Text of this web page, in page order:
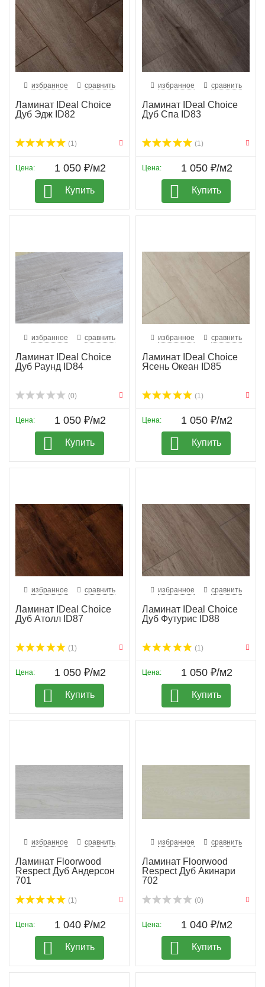
избранное сравнить
Ламинат IDeal Choice
Дуб Эдж ID82
(1)
Цена: 1 050 ₽/м2
Купить
избранное сравнить
Ламинат IDeal Choice
Дуб Спа ID83
(1)
Цена: 1 050 ₽/м2
Купить
избранное сравнить
Ламинат IDeal Choice
Дуб Раунд ID84
(0)
Цена: 1 050 ₽/м2
Купить
избранное сравнить
Ламинат IDeal Choice
Ясень Океан ID85
(1)
Цена: 1 050 ₽/м2
Купить
избранное сравнить
Ламинат IDeal Choice
Дуб Атолл ID87
(1)
Цена: 1 050 ₽/м2
Купить
избранное сравнить
Ламинат IDeal Choice
Дуб Футурис ID88
(1)
Цена: 1 050 ₽/м2
Купить
избранное сравнить
Ламинат Floorwood
Respect Дуб Андерсон
701
(1)
Цена: 1 040 ₽/м2
Купить
избранное сравнить
Ламинат Floorwood
Respect Дуб Акинари
702
(0)
Цена: 1 040 ₽/м2
Купить